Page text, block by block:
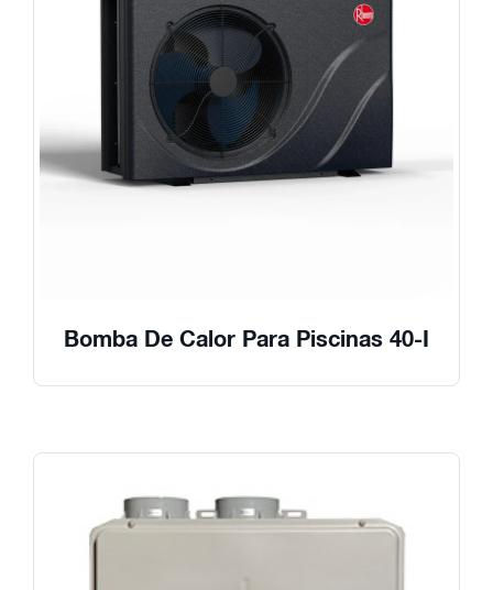
Bomba De Calor Para Piscinas 40-I